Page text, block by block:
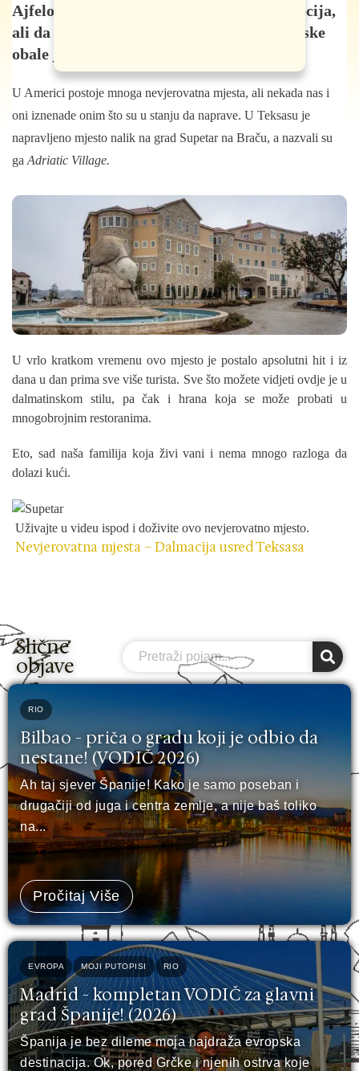
Ajfelova kula, da u Dohi postoji mala Venecija,
ali da u Teksasu naprave repliku dalmatinske
obale je nešto novo.
U Americi postoje mnoga nevjerovatna mjesta, ali nekada nas i
oni iznenade onim što su u stanju da naprave. U Teksasu je
napravljeno mjesto nalik na grad Supetar na Braču, a nazvali su
ga Adriatic Village.
U vrlo kratkom vremenu ovo mjesto je postalo apsolutni hit i iz
dana u dan prima sve više turista. Sve što možete vidjeti ovdje je u
dalmatinskom stilu, pa čak i hrana koja se može probati u
mnogobrojnim restoranima.
Eto, sad naša familija koja živi vani i nema mnogo razloga da
dolazi kući.
Uživajte u videu ispod i doživite ovo nevjerovatno mjesto.
Nevjerovatna mjesta – Dalmacija usred Teksasa
Slične
objave
Search
RIO
Bilbao - priča o gradu koji je odbio da
nestane! (VODIČ 2026)
Ah taj sjever Španije! Kako je samo poseban i
drugačiji od juga i centra zemlje, a nije baš toliko
na...
Pročitaj Više
EVROPA MOJI PUTOPISI RIO
Madrid - kompletan VODIČ za glavni
grad Španije! (2026)
Španija je bez dileme moja najdraža evropska
destinacija. Ok, pored Grčke i njenih ostrva koje